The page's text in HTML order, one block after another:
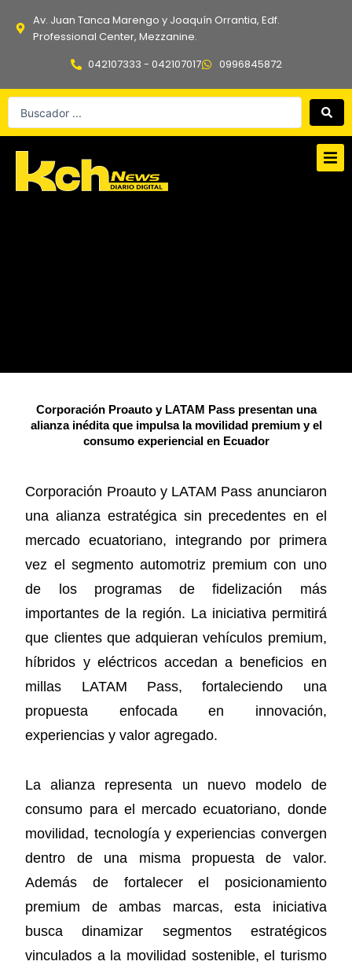
Av. Juan Tanca Marengo y Joaquín Orrantia, Edf.
Professional Center, Mezzanine.
042107333 - 042107017
0996845872
Search
Corporación Proauto y LATAM Pass presentan una
alianza inédita que impulsa la movilidad premium y el
consumo experiencial en Ecuador
Corporación Proauto y LATAM Pass anunciaron
una alianza estratégica sin precedentes en el
mercado ecuatoriano, integrando por primera
vez el segmento automotriz premium con uno
de los programas de fidelización más
importantes de la región. La iniciativa permitirá
que clientes que adquieran vehículos premium,
híbridos y eléctricos accedan a beneficios en
millas LATAM Pass, fortaleciendo una
propuesta enfocada en innovación,
experiencias y valor agregado.
La alianza representa un nuevo modelo de
consumo para el mercado ecuatoriano, donde
movilidad, tecnología y experiencias convergen
dentro de una misma propuesta de valor.
Además de fortalecer el posicionamiento
premium de ambas marcas, esta iniciativa
busca dinamizar segmentos estratégicos
vinculados a la movilidad sostenible, el turismo